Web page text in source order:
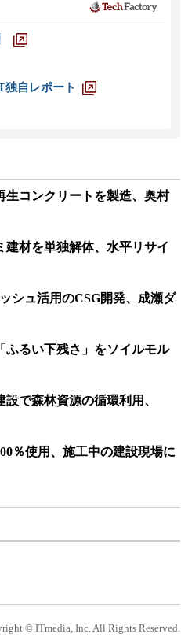
独自レポート
生コンクリートを製造、奥村
材を単独解体、水平リサイ
シュ活用のCSG開発、成瀬ダ
ふるい下残さ」をソイルモル
で森林資源の循環利用、
％使用、施工中の建設現場に
© ITmedia, Inc. All Rights Reserved.